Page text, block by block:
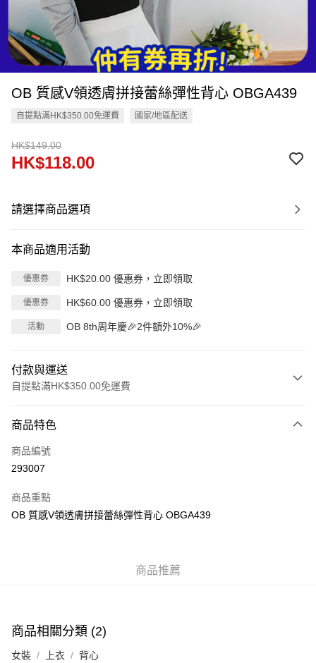
OB 質感V領透膚拼接蕾絲彈性背心 OBGA439
自提點滿HK$350.00免運費 國家/地區配送
HK$149.00
HK$118.00
請選擇商品選項
本商品適用活動
優惠券 HK$20.00 優惠券，立即領取
優惠券 HK$60.00 優惠券，立即領取
活動 OB 8th周年慶🎉2件額外10%🎉
付款與運送
自提點滿HK$350.00免運費
信用卡
Apple Pay
PayMe
付款後順豐站及營業點
每筆HK$40.00，滿HK$350.00或以上免運費
商品特色
商品編號
293007
商品重點
OB 質感V領透膚拼接蕾絲彈性背心 OBGA439
商品推薦
商品相關分類 (2)
女裝 上衣 背心